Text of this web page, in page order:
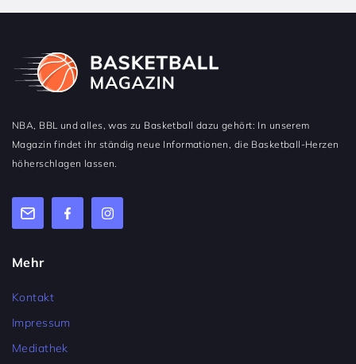
NBA, BBL und alles, was zu Basketball dazu gehört: In unserem
Magazin findet ihr ständig neue Informationen, die Basketball-Herzen
höherschlagen lassen.
Mehr
Kontakt
Impressum
Mediathek